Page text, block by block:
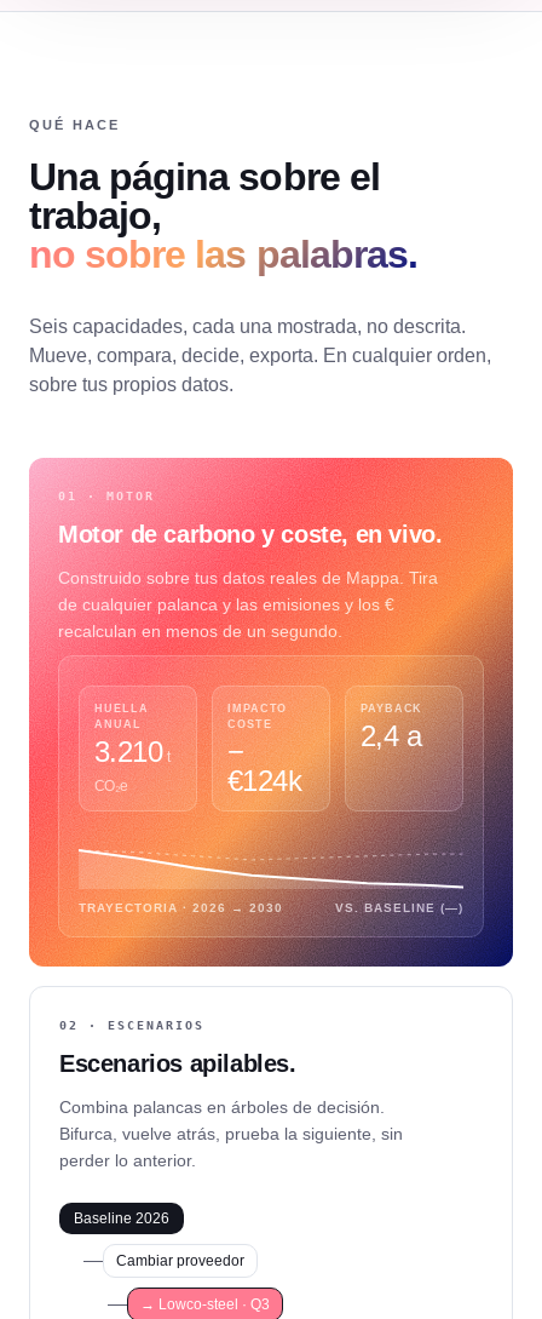
QUÉ HACE
Una página sobre el
trabajo,
no sobre las palabras.
Seis capacidades, cada una mostrada, no descrita.
Mueve, compara, decide, exporta. En cualquier orden,
sobre tus propios datos.
01 · MOTOR
Motor de carbono y coste, en vivo.
Construido sobre tus datos reales de Mappa. Tira
de cualquier palanca y las emisiones y los €
recalculan en menos de un segundo.
HUELLA
ANUAL
3.210 t
CO₂e
IMPACTO
COSTE
−
€124k
PAYBACK
2,4 a
TRAYECTORIA · 2026 → 2030 VS. BASELINE (—)
02 · ESCENARIOS
Escenarios apilables.
Combina palancas en árboles de decisión.
Bifurca, vuelve atrás, prueba la siguiente, sin
perder lo anterior.
Baseline 2026
Cambiar proveedor
→ Lowco-steel · Q3